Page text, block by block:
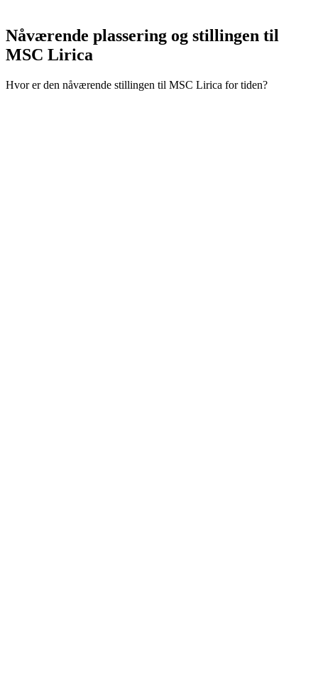
Nåværende plassering og stillingen til
MSC Lirica
Hvor er den nåværende stillingen til MSC Lirica for tiden?